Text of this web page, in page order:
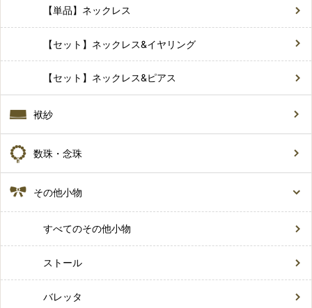
【単品】ネックレス
【セット】ネックレス&イヤリング
【セット】ネックレス&ピアス
袱紗
数珠・念珠
その他小物
すべてのその他小物
ストール
バレッタ